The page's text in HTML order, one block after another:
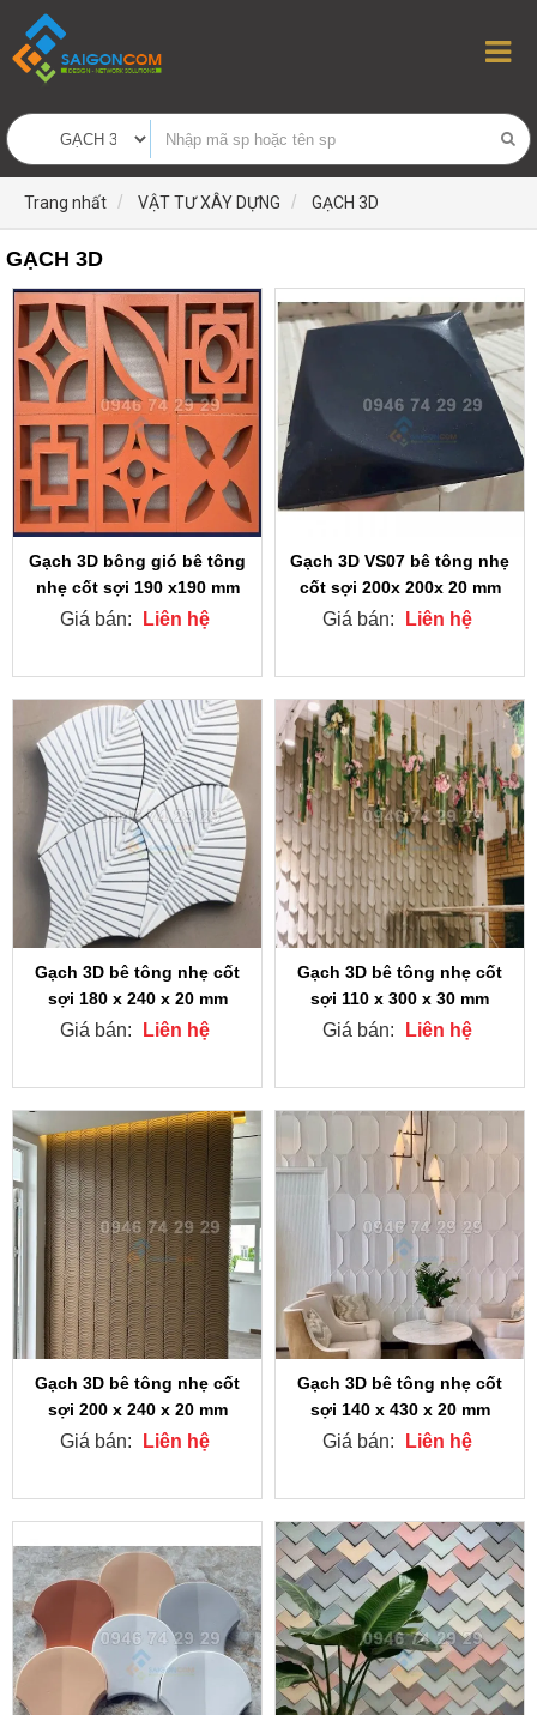
Trang nhất VẬT TƯ XÂY DỰNG GẠCH 3D
GẠCH 3D
Gạch 3D bông gió bê tông
nhẹ cốt sợi 190 x190 mm
Giá bán: Liên hệ
Gạch 3D VS07 bê tông nhẹ
cốt sợi 200x 200x 20 mm
Giá bán: Liên hệ
Gạch 3D bê tông nhẹ cốt
sợi 180 x 240 x 20 mm
Giá bán: Liên hệ
Gạch 3D bê tông nhẹ cốt
sợi 110 x 300 x 30 mm
Giá bán: Liên hệ
Gạch 3D bê tông nhẹ cốt
sợi 200 x 240 x 20 mm
Giá bán: Liên hệ
Gạch 3D bê tông nhẹ cốt
sợi 140 x 430 x 20 mm
Giá bán: Liên hệ